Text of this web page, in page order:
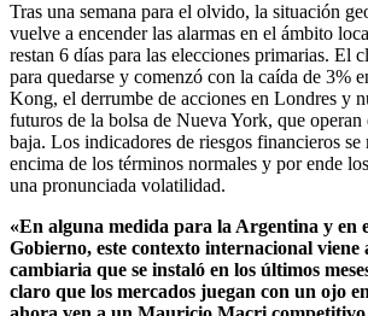
Tras una semana para el olvido, la situación
vuelve a encender las alarmas en el ámbito
restan 6 días para las elecciones primarias. El
para quedarse y comenzó con la caída de 3%
Kong, el derrumbe de acciones en Londres y
futuros de la bolsa de Nueva York, que operan
baja. Los indicadores de riesgos financieros se
encima de los términos normales y por ende
una pronunciada volatilidad.
«En alguna medida para la Argentina y en
Gobierno, este contexto internacional
cambiaria que se instaló en los últimos
claro que los mercados juegan con un ojo